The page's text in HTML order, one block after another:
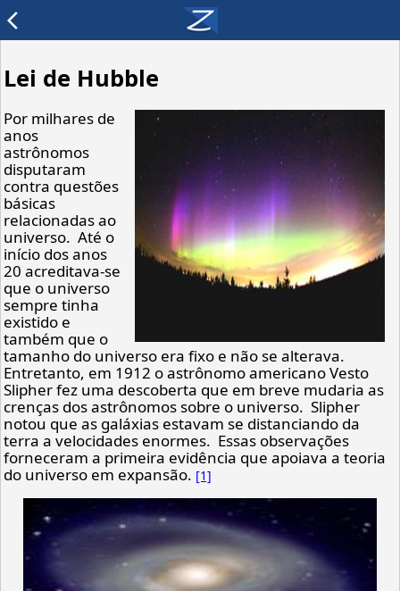
arrow_back_ios
Lei de Hubble
Por milhares de
anos
astrônomos
disputaram
contra questões
básicas
relacionadas ao
universo. Até o
início dos anos
20 acreditava-se
que o universo
sempre tinha
existido e
também que o
tamanho do universo era fixo e não se alterava.
Entretanto, em 1912 o astrônomo americano Vesto
Slipher fez uma descoberta que em breve mudaria as
crenças dos astrônomos sobre o universo. Slipher
notou que as galáxias estavam se distanciando da
terra a velocidades enormes. Essas observações
forneceram a primeira evidência que apoiava a teoria
do universo em expansão. [1]